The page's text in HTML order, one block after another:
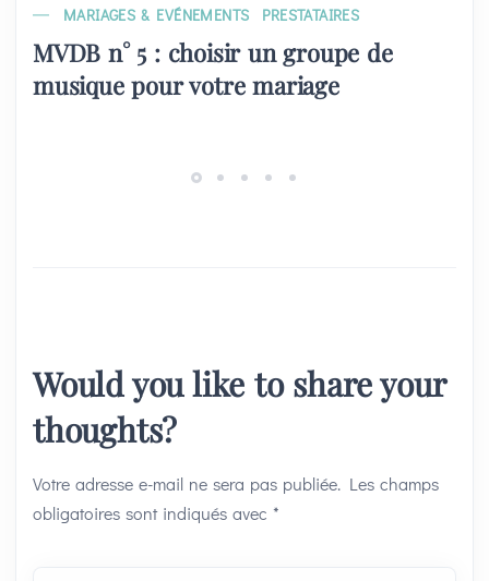
MARIAGES & EVÉNEMENTS PRESTATAIRES
MVDB n° 5 : choisir un groupe de
musique pour votre mariage
Would you like to share your
thoughts?
Votre adresse e-mail ne sera pas publiée. Les champs
obligatoires sont indiqués avec *